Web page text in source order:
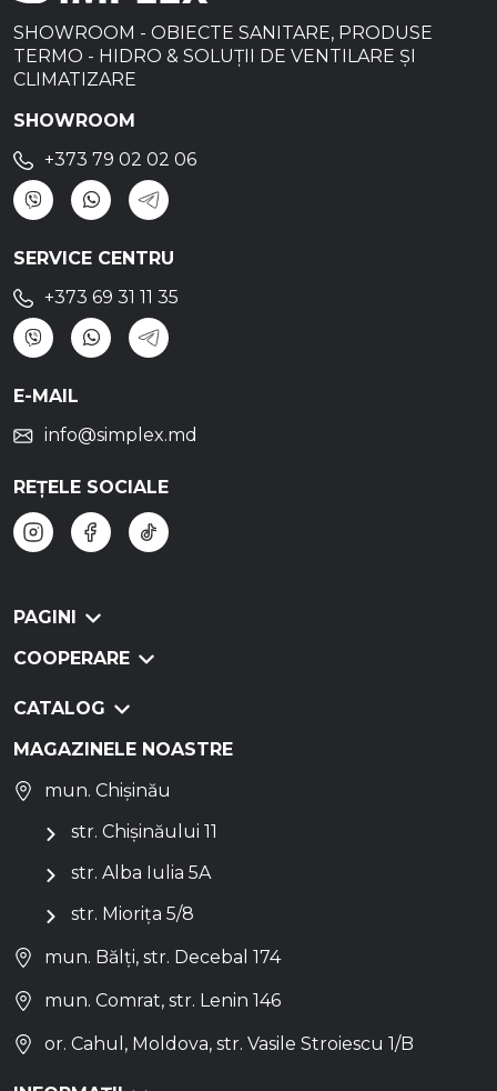
SHOWROOM - OBIECTE SANITARE, PRODUSE
TERMO - HIDRO & SOLUȚII DE VENTILARE ȘI
CLIMATIZARE
SHOWROOM
+373 79 02 02 06
SERVICE CENTRU
+373 69 31 11 35
E-MAIL
info@simplex.md
REȚELE SOCIALE
PAGINI
COOPERARE
CATALOG
MAGAZINELE NOASTRE
mun. Chișinău
str. Chișinăului 11
str. Alba Iulia 5A
str. Miorița 5/8
mun. Bălți, str. Decebal 174
mun. Comrat, str. Lenin 146
or. Cahul, Moldova, str. Vasile Stroiescu 1/B